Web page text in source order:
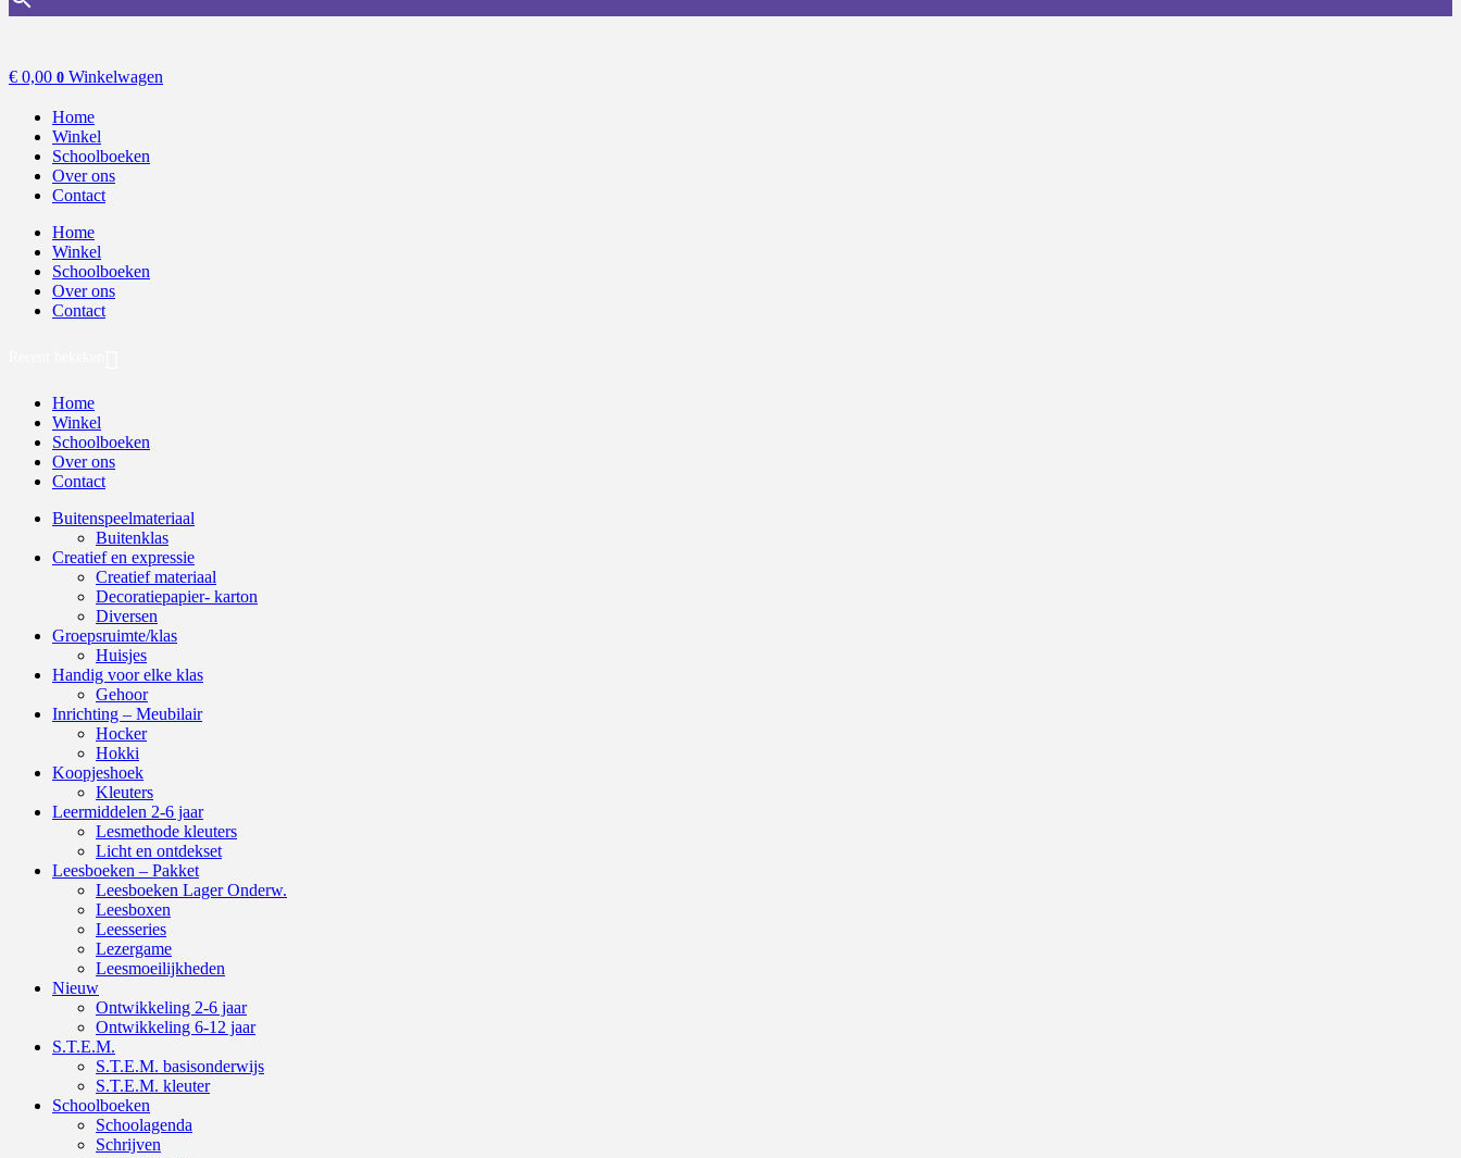
€ 0,00 0 Winkelwagen
Home
Winkel
Schoolboeken
Over ons
Contact
Home
Winkel
Schoolboeken
Over ons
Contact
Home
Winkel
Schoolboeken
Over ons
Contact
Buitenspeelmateriaal
Buitenklas
Creatief en expressie
Creatief materiaal
Decoratiepapier- karton
Diversen
Groepsruimte/klas
Huisjes
Handig voor elke klas
Gehoor
Inrichting – Meubilair
Hocker
Hokki
Koopjeshoek
Kleuters
Leermiddelen 2-6 jaar
Lesmethode kleuters
Licht en ontdekset
Leesboeken – Pakket
Leesboeken Lager Onderw.
Leesboxen
Leesseries
Lezergame
Leesmoeilijkheden
Nieuw
Ontwikkeling 2-6 jaar
Ontwikkeling 6-12 jaar
S.T.E.M.
S.T.E.M. basisonderwijs
S.T.E.M. kleuter
Schoolboeken
Schoolagenda
Schrijven